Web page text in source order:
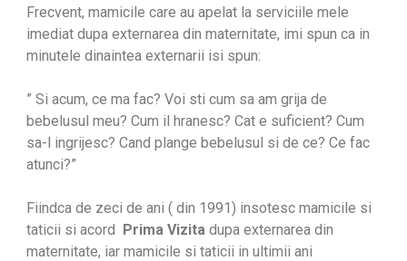
Frecvent, mamicile care au apelat la serviciile mele
imediat dupa externarea din maternitate, imi spun ca in
minutele dinaintea externarii isi spun:
” Si acum, ce ma fac? Voi sti cum sa am grija de
bebelusul meu? Cum il hranesc? Cat e suficient? Cum
sa-l ingrijesc? Cand plange bebelusul si de ce? Ce fac
atunci?”
Fiindca de zeci de ani ( din 1991) insotesc mamicile si
taticii si acord Prima Vizita dupa externarea din
maternitate, iar mamicile si taticii in ultimii ani